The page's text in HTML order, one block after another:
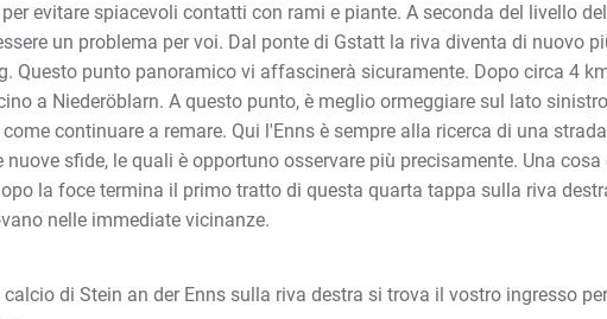
evitare spiacevoli contatti con rami e piante. A seconda del livello
un problema per voi. Dal ponte di Gstatt la riva diventa di nuovo
Questo punto panoramico vi affascinerà sicuramente. Dopo circa 4
a Niederöblarn. A questo punto, è meglio ormeggiare sul lato
continuare a remare. Qui l'Enns è sempre alla ricerca di una
sfide, le quali è opportuno osservare più precisamente. Una
la foce termina il primo tratto di questa quarta tappa sulla riva
nelle immediate vicinanze.
di Stein an der Enns sulla riva destra si trova il vostro ingresso